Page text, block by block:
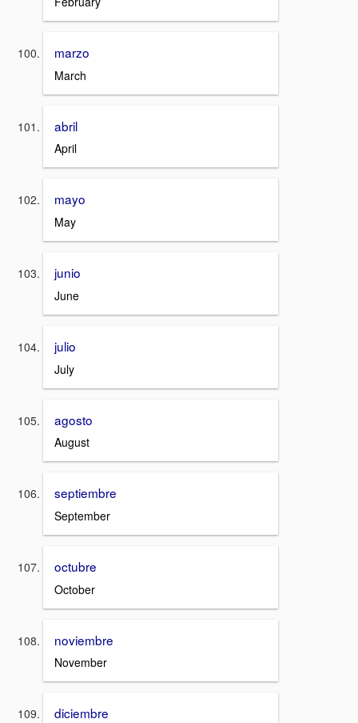
marzo
March
abril
April
mayo
May
junio
June
julio
July
agosto
August
septiembre
September
octubre
October
noviembre
November
diciembre